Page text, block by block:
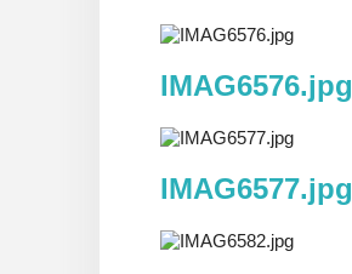
IMAG6576.jpg
IMAG6577.jpg